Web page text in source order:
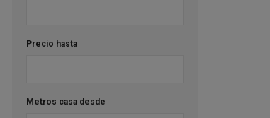
Precio hasta
Metros casa desde